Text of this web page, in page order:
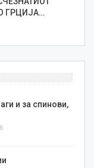
ГРЦИЈА…
и за спинови,